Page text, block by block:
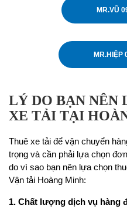
MR.VŨ
MR.HIỆP
LÝ DO BẠN NÊN
XE TẢI TẠI
Thuê xe tải để vận chuyển
trọng và cần phải lựa chọn
do vì sao bạn nên lựa chọn
Vận tải Hoàng Minh:
1. Chất lượng dịch vụ hàng